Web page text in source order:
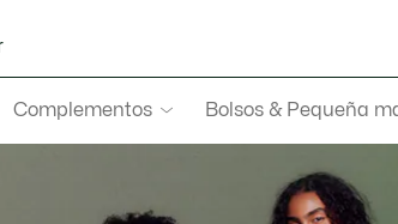
Complementos Bolsos & Pequeña